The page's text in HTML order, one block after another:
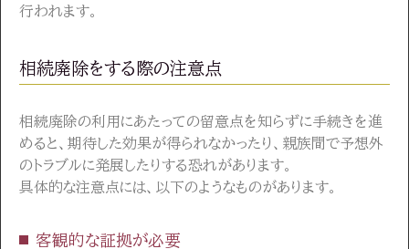
行われます。
相続廃除をする際の注意点
相続廃除の利用にあたっての留意点を知らずに手続きを進
めると、期待した効果が得られなかったり、親族間で予想外
のトラブルに発展したりする恐れがあります。
具体的な注意点には、以下のようなものがあります。
客観的な証拠が必要